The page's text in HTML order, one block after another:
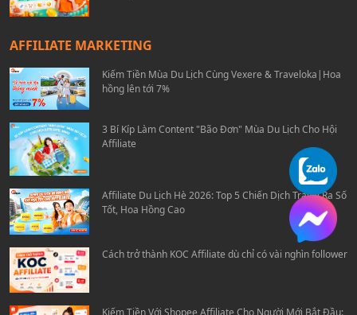
AFFILIATE MARKETING
Kiếm Tiền Mùa Du Lịch Cùng Vexere & Traveloka|Hoa
hồng lên tới 7%
3 Bí Kíp Làm Content "Bão Đơn" Mùa Du Lịch Cho Hội
Affiliate
Affiliate Du Lịch Hè 2026: Top 5 Chiến Dịch Travel Ra Số
Tốt, Hoa Hồng Cao
Cách trở thành KOC Affiliate dù chỉ có vài nghìn follower
Kiếm Tiền Với Shopee Affiliate Cho Người Mới Bắt Đầu: